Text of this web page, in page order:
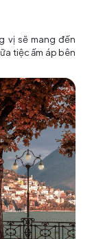
vị sẽ mang đến
tiệc ấm áp bên